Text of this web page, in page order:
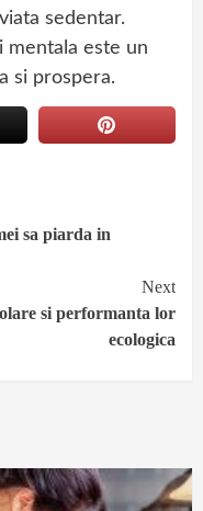
sedentar.
mentala este un
si prospera.
sa piarda in
Next
si performanta lor
ecologica